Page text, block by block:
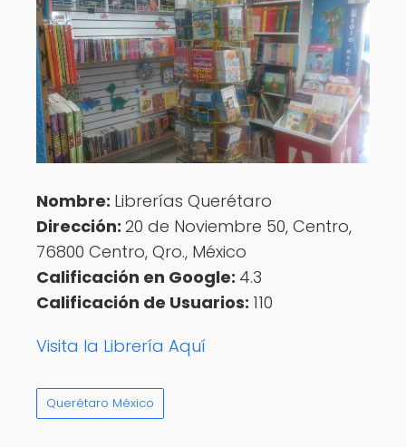
Nombre: Librerías Querétaro
Dirección: 20 de Noviembre 50, Centro,
76800 Centro, Qro., México
Calificación en Google: 4.3
Calificación de Usuarios: 110
Visita la Librería Aquí
Querétaro México